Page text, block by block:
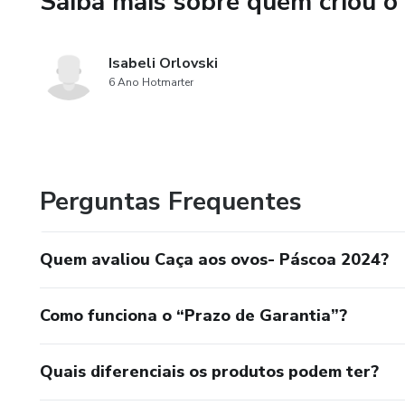
Isabeli Orlovski
6 Ano Hotmarter
Perguntas Frequentes
Quem avaliou Caça aos ovos- Páscoa 2024?
Como funciona o “Prazo de Garantia”?
Quais diferenciais os produtos podem ter?